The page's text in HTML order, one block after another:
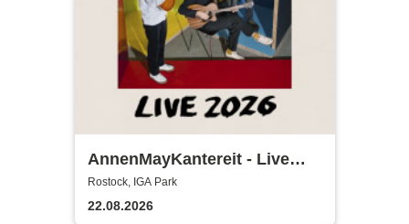
AnnenMayKantereit - Live
2026
Rostock, IGA Park
22.08.2026